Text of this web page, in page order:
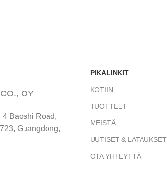
OY
4 Baoshi Road,
Guangdong,
PIKALINKIT
KOTIIN
TUOTTEET
MEISTÄ
UUTISET & LATAUKSET
OTA YHTEYTTÄ